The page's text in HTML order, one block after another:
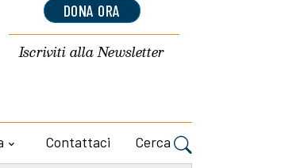
DONA ORA
Iscriviti allaNewsletter
Contattaci Cerca